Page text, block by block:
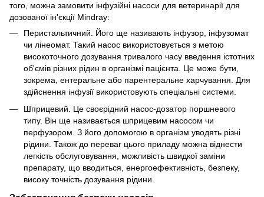
того, можна замовити інфузійні насоси для ветеринарії для
дозованої ін'єкції Mindray:
Перистальтичний. Його ще називають інфузор, інфузомат
чи лінеомат. Такий насос використовується з метою
високоточного дозування тривалого часу введення істотних
об'ємів різних рідин в організмі пацієнта. Це може бути,
зокрема, ентеральне або парентеральне харчування. Для
здійснення інфузії використовують спеціальні системи.
Шприцевий. Це своєрідний насос-дозатор поршневого
типу. Він ще називається шприцевим насосом чи
перфузором. З його допомогою в організм уводять різні
рідини. Також до переваг цього приладу можна віднести
легкість обслуговування, можливість швидкої заміни
препарату, що вводиться, енергоефективність, безпеку,
високу точність дозування рідини.